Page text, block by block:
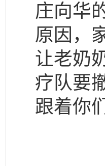
庄向华
原因，
让老奶
疗队要
跟着你